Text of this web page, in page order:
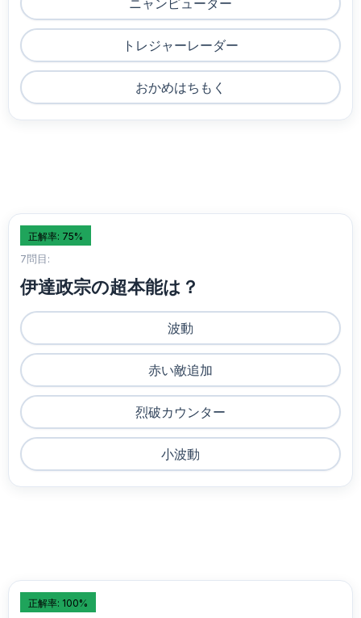
ニャンピューター
トレジャーレーダー
おかめはちもく
正解率: 75%
7問目:
伊達政宗の超本能は？
波動
赤い敵追加
烈破カウンター
小波動
正解率: 100%